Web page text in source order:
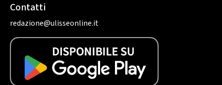
Contatti
redazione@ulisseonline.it